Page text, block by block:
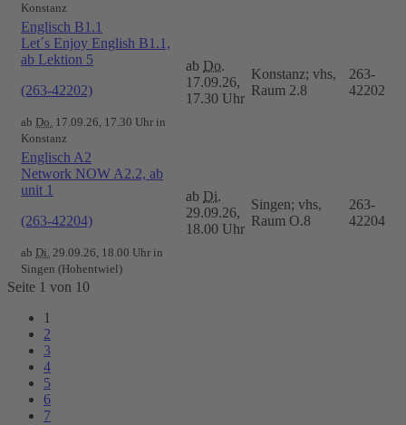
Konstanz
Englisch B1.1
Let´s Enjoy English B1.1,
ab Lektion 5
(263-42202)
ab Do. 17.09.26, 17.30 Uhr in
Konstanz
ab Do.
17.09.26,
17.30 Uhr
Konstanz; vhs,
Raum 2.8
263-
42202
Englisch A2
Network NOW A2.2, ab
unit 1
(263-42204)
ab Di. 29.09.26, 18.00 Uhr in
Singen (Hohentwiel)
ab Di.
29.09.26,
18.00 Uhr
Singen; vhs,
Raum O.8
263-
42204
Seite 1 von 10
1
2
3
4
5
6
7